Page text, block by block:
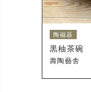
陶磁器
黒秞茶碗
壽陶藝舎